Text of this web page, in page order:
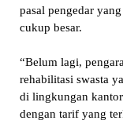
pasal pengedar
cukup besar.
“Belum lagi,
rehabilitasi swasta
di lingkungan
dengan tarif yang